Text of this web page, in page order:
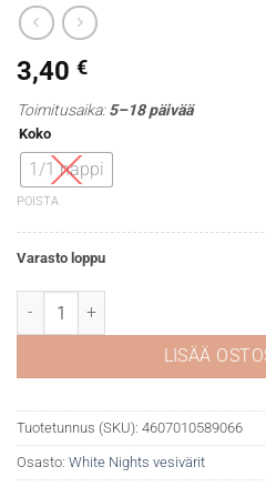
3,40 €
Toimitusaika:5–18 päivää
Koko
1/1 nappi
POISTA
Varasto loppu
White Nights akvarelli 727 Olive
LISÄÄ
Tuotetunnus (SKU): 4607010589066
Osasto: White Nights vesivärit